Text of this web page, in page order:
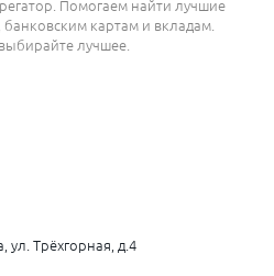
Помогаем найти лучшие
картам и вкладам.
лучшее.
ул. Трёхгорная, д.4